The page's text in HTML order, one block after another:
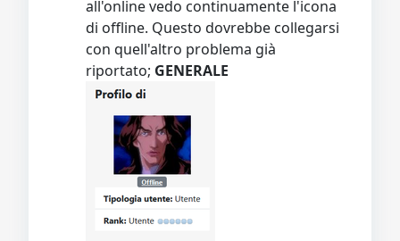
all'online vedo continuamente l'icona
di offline. Questo dovrebbe collegarsi
con quell'altro problema già
riportato; GENERALE